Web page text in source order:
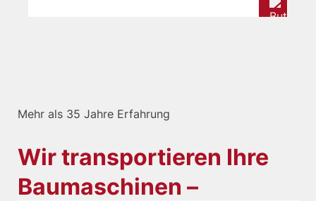
Mehr als 35 Jahre Erfahrung
Wir transportieren Ihre
Baumaschinen –